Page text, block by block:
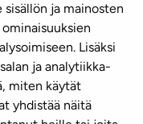
ja mainosten
Lisäksi
ja analytiikka-
miten käytät
yhdistää näitä